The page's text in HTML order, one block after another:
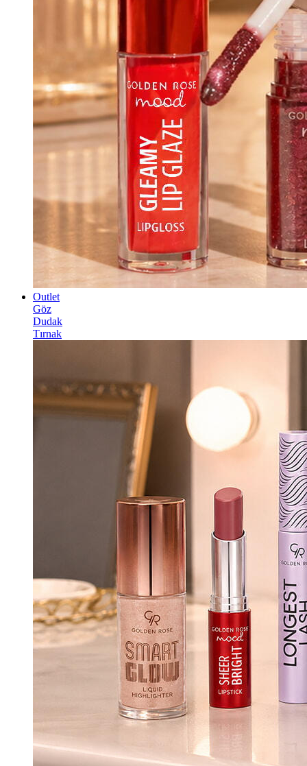
Outlet
Göz
Dudak
Tırnak